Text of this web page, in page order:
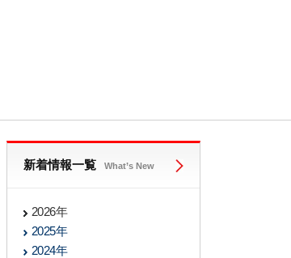
新着情報一覧 What’s New
2026年
2025年
2024年